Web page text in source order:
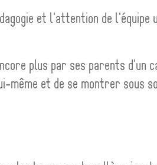
et l'attention de
plus par ses parents d'un
et de se montrer sous